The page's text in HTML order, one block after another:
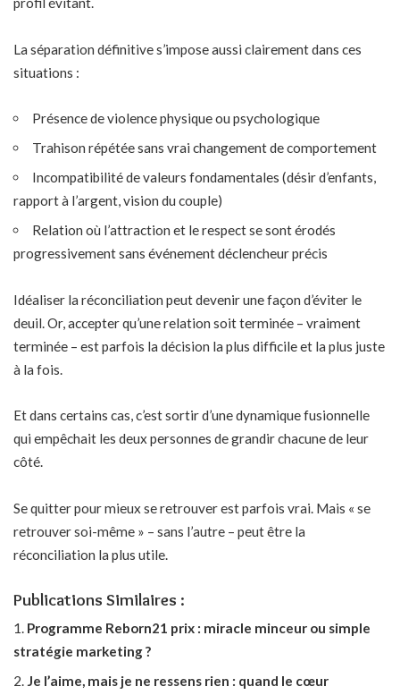
La séparation définitive s’impose aussi clairement dans ces
situations :
Présence de violence physique ou psychologique
Trahison répétée sans vrai changement de comportement
Incompatibilité de valeurs fondamentales (désir d’enfants,
rapport à l’argent, vision du couple)
Relation où l’attraction et le respect se sont érodés
progressivementsans événement déclencheur précis
Idéaliser la réconciliation peut devenir une façon d’éviter le
deuil. Or, accepter qu’une relation soit terminée – vraiment
terminée – est parfois la décision la plus difficile et la plus juste
à la fois.
Et dans certains cas, c’estsortir d’une dynamique fusionnelle
qui empêchait les deux personnes de grandir chacune de leur
côté.
Se quitter pour mieux se retrouver est parfois vrai. Mais « se
retrouver soi-même » – sans l’autre – peut être la
réconciliation la plus utile.
Publications Similaires :
Programme Reborn21 prix : miracle minceur ou simple
stratégie marketing ?
Je l’aime, mais je ne ressens rien : quand le cœur